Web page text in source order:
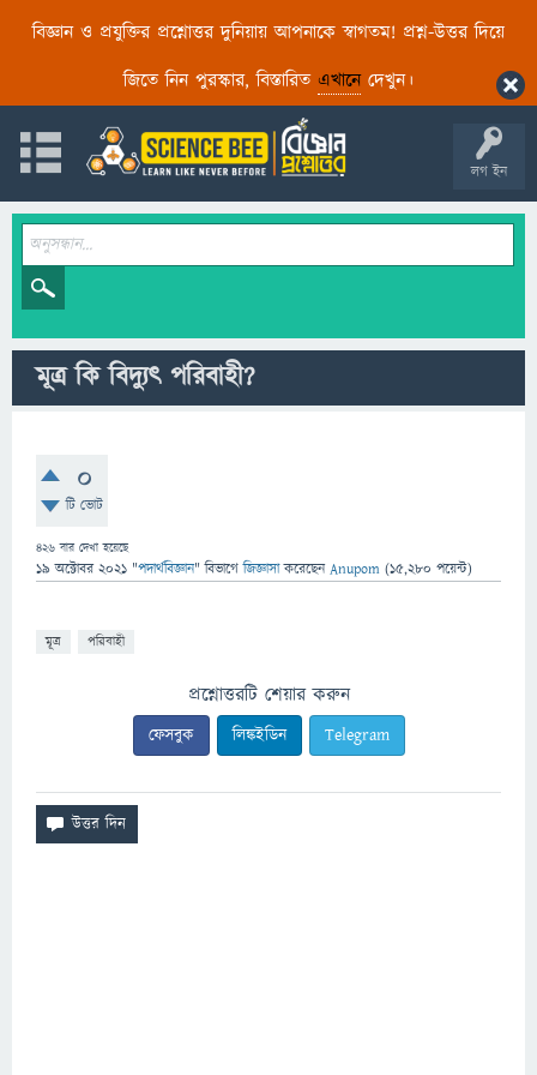
বিজ্ঞান ও প্রযুক্তির প্রশ্নোত্তর দুনিয়ায় আপনাকে স্বাগতম! প্রশ্ন-উত্তর দিয়ে
জিতে নিন পুরস্কার, বিস্তারিত এখানেদেখুন।
লগ ইন
মূত্র কি বিদ্যুৎ পরিবাহী?
0
টি ভোট
426 বার দেখা হয়েছে
19 অক্টোবর 2021 "পদার্থবিজ্ঞান" বিভাগে জিজ্ঞাসাকরেছেনAnupom (15,280 পয়েন্ট)
মূত্র পরিবাহী
প্রশ্নোত্তরটি শেয়ার করুন
ফেসবুক লিঙ্কইডিন Telegram